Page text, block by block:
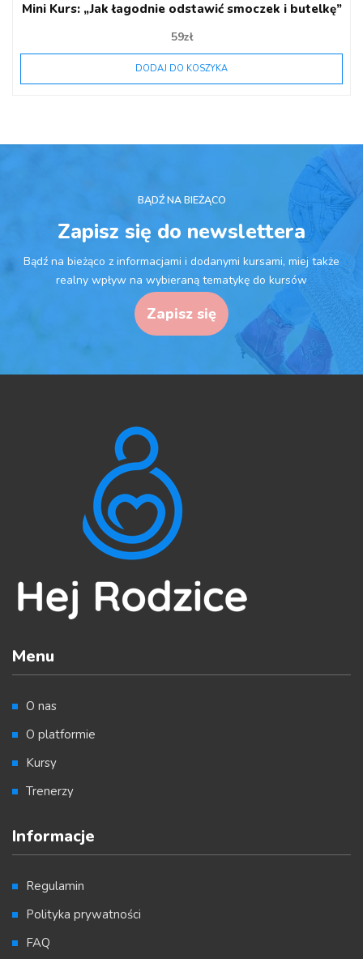
Mini Kurs: „Jak łagodnie odstawić smoczek i butelkę”
59zł
DODAJ DO KOSZYKA
BĄDŹ NA BIEŻĄCO
Zapisz się do newslettera
Bądź na bieżąco z informacjami i dodanymi kursami, miej także
realny wpływ na wybieraną tematykę do kursów
Zapisz się
Menu
O nas
O platformie
Kursy
Trenerzy
Informacje
Regulamin
Polityka prywatności
FAQ